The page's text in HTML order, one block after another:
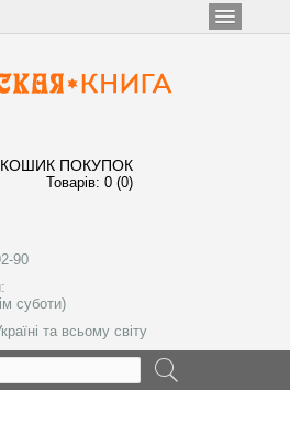
КОШИК ПОКУПОК
Товарів: 0 (0)
90
суботи)
та всьому світу